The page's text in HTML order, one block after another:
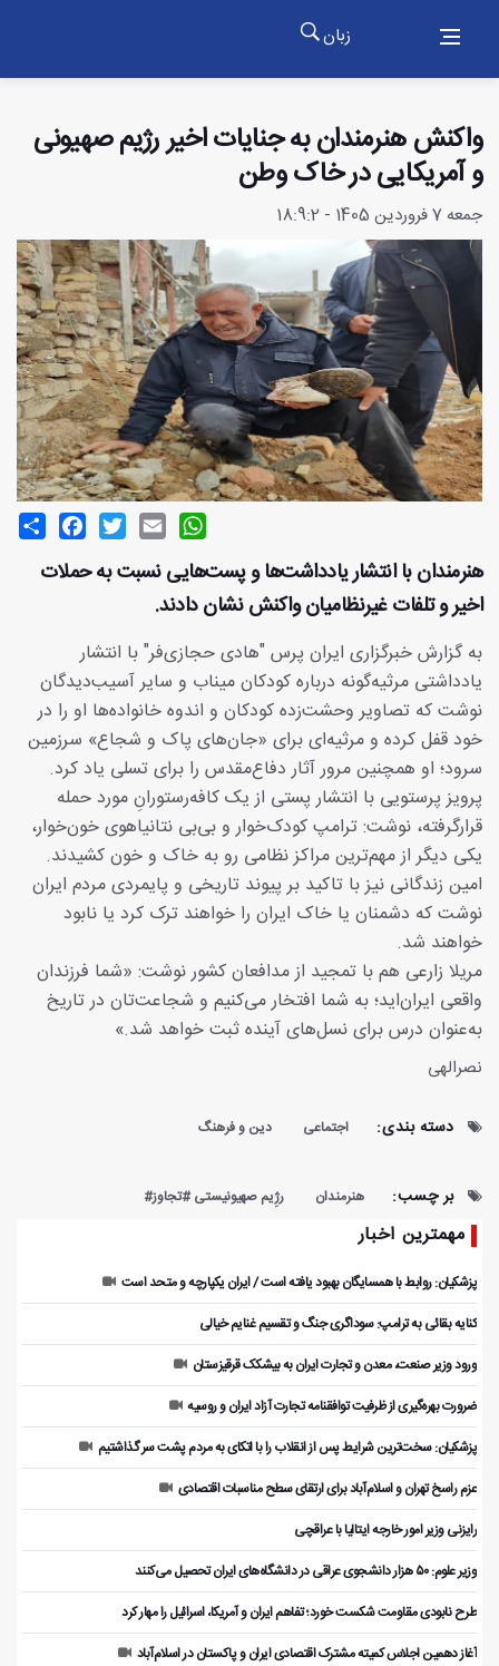
زبان
واکنش هنرمندان به جنایات اخیر رژیم صهیونی
و آمریکایی در خاک وطن
جمعه 7 فروردین 1405 - 18:9:2
Share
FacebookTwitterEmail
WhatsApp
هنرمندان با انتشار یادداشت‌ها و پست‌هایی نسبت به حملات
اخیر و تلفات غیرنظامیان واکنش نشان دادند.
به گزارش خبرگزاری ایران پرس "هادی حجازی‌فر" با انتشار
یادداشتی مرثیه‌گونه درباره کودکان میناب و سایر آسیب‌دیدگان
نوشت که تصاویر وحشت‌زده کودکان و اندوه خانواده‌ها او را در
خود قفل کرده و مرثیه‌ای برای «جان‌های پاک و شجاع» سرزمین
سرود؛ او همچنین مرور آثار دفاع‌مقدس را برای تسلی یاد کرد.
پرویز پرستویی با انتشار پستی از یک کافه‌رستورانِ مورد حمله
قرارگرفته، نوشت: ترامپ کودک‌خوار و بی‌بی‌ نتانیاهوی خون‌خوار،
یکی دیگر از مهم‌ترین مراکز نظامی رو به خاک و خون کشیدند.
امین زندگانی نیز با تاکید بر پیوند تاریخی و پایمردی مردم ایران
نوشت که دشمنان یا خاک ایران را خواهند ترک کرد یا نابود
خواهند شد.
مریلا زارعی هم با تمجید از مدافعان کشور نوشت: «شما فرزندان
واقعی ایران‌اید؛ به شما افتخار می‌کنیم و شجاعت‌تان در تاریخ
به‌عنوان درس برای نسل‌های آینده ثبت خواهد شد.»
نصرالهی
دسته بندی: اجتماعی دین و فرهنگ
بر چسب: هنرمندان رژِیم صهیونیستی #تجاوز#
مهمترین اخبار
پزشکیان: روابط با همسایگان بهبود یافته است / ایران یکپارچه و متحد است
کنایه بقائی به ترامپ: سوداگری جنگ و تقسیم غنایم خیالی
ورود وزیر صنعت، معدن و تجارت ایران به بیشکک قرقیزستان
ضرورت بهره‌گیری از ظرفیت توافقنامه تجارت آزاد ایران و روسیه
پزشکیان: سخت‌ترین شرایط پس از انقلاب را با اتکای به مردم پشت سر گذاشتیم
عزم راسخ تهران و اسلام‌آباد برای ارتقای سطح مناسبات اقتصادی
رایزنی وزیر امور خارجه ایتالیا با عراقچی
وزیر علوم: ۵۰ هزار دانشجوی عراقی در دانشگاه‌های ایران تحصیل می‌کنند
طرح نابودی مقاومت شکست خورد؛ تفاهم ایران و آمریکا، اسرائیل را مهار کرد
آغاز دهمین اجلاس کمیته مشترک اقتصادی ایران و پاکستان در اسلام‌آباد